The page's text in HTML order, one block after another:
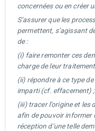
concernées ou en créer
S’assurer que les
permettent, s’agissant
de :
(i) faire remonter ces
charge de leur
(ii) répondre à ce type
imparti (cf. effacement) ;
(iii) tracer l’origine et les
afin de pouvoir informer
réception d’une telle